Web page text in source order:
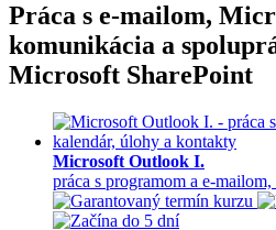
Práca s e-mailom,
komunikácia a
Microsoft SharePoint
Microsoft Outlook I.
práca s programom a e-